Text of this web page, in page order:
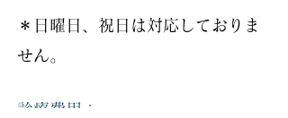
​＊日曜日、祝日は対応しておりま
せん。
診療費用：